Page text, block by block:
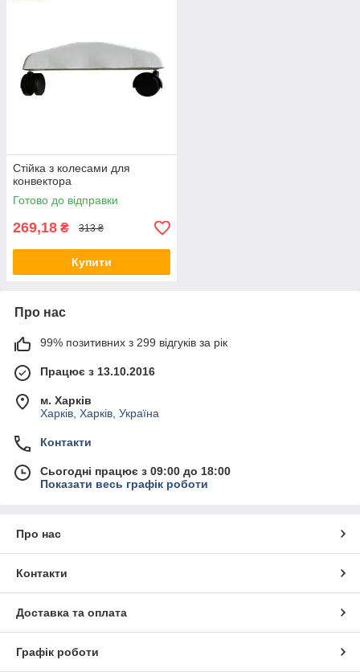
Стійка з колесами для
конвектора
Готово до відправки
269,18 ₴ 313 ₴
Купити
Про нас
99% позитивних з 299 відгуків за рік
Працює з 13.10.2016
м. Харків
Харків, Харків, Україна
Контакти
Сьогодні працює з 09:00 до 18:00
Показати весь графік роботи
Про нас
Контакти
Доставка та оплата
Графік роботи